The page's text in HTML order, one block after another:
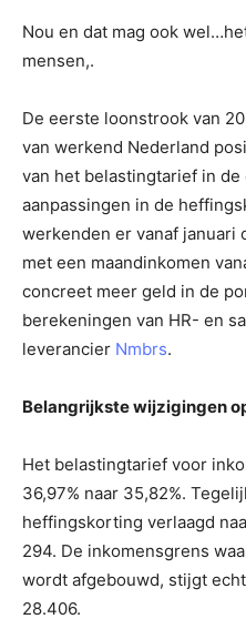
Nou en dat mag ook
mensen,.
De eerste loonstrook van
van werkend Nederland
van het belastingtarief in
aanpassingen in de
werkenden er vanaf januari
met een maandinkomen
concreet meer geld in de
berekeningen van HR- en
leverancier Nmbrs.
Belangrijkste wijzigingen
Het belastingtarief voor
36,97% naar 35,82%.
heffingskorting verlaagd
294. De inkomensgrens
wordt afgebouwd, stijgt
28.406.